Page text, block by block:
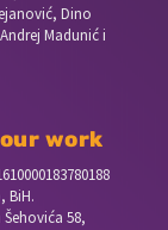
Dino
Madunić i
work
BiH.
58,